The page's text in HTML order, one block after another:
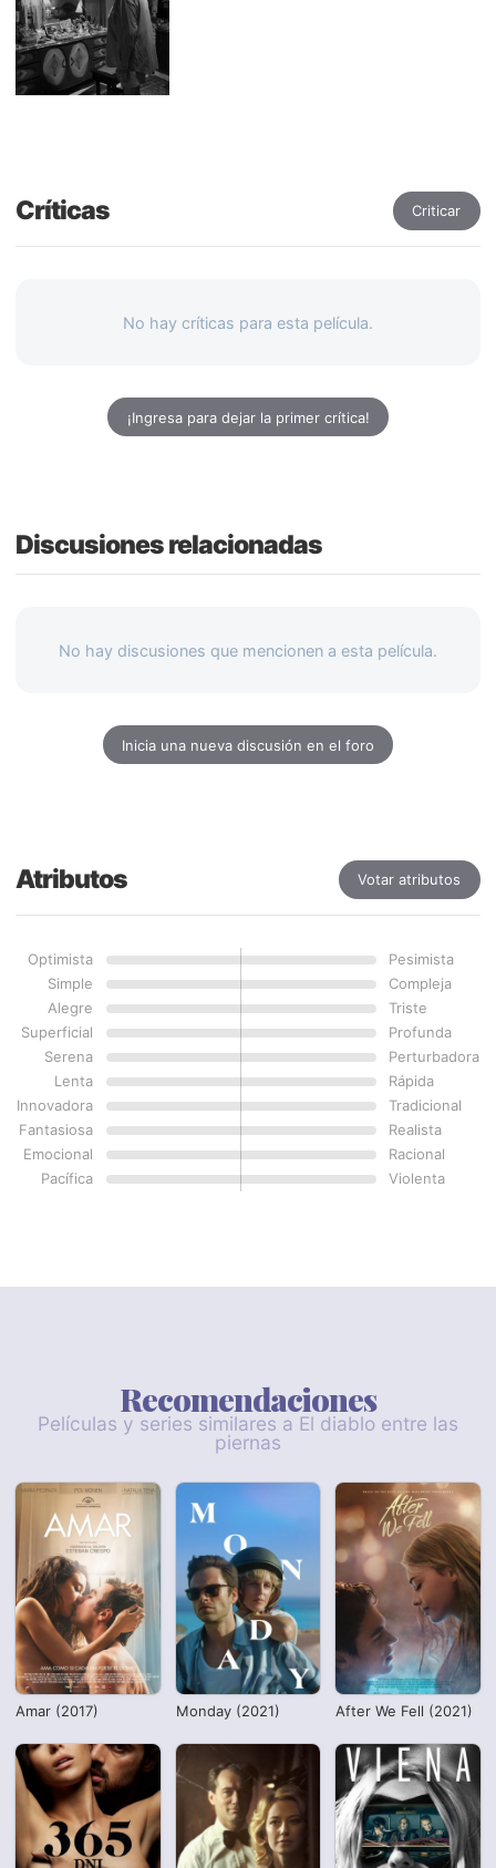
Críticas Criticar
No hay críticas para esta película.
¡Ingresa para dejar la primer crítica!
Discusiones relacionadas
No hay discusiones que mencionen a esta película.
Inicia una nueva discusión en el foro
Atributos Votar atributos
Optimista
Pesimista
Simple
Compleja
Alegre
Triste
Superficial
Profunda
Serena
Perturbadora
Lenta
Rápida
Innovadora
Tradicional
Fantasiosa
Realista
Emocional
Racional
Pacífica
Violenta
Recomendaciones
Películas y series similares a El diablo entre las
piernas
Amar (2017) Monday (2021) After We Fell (2021)